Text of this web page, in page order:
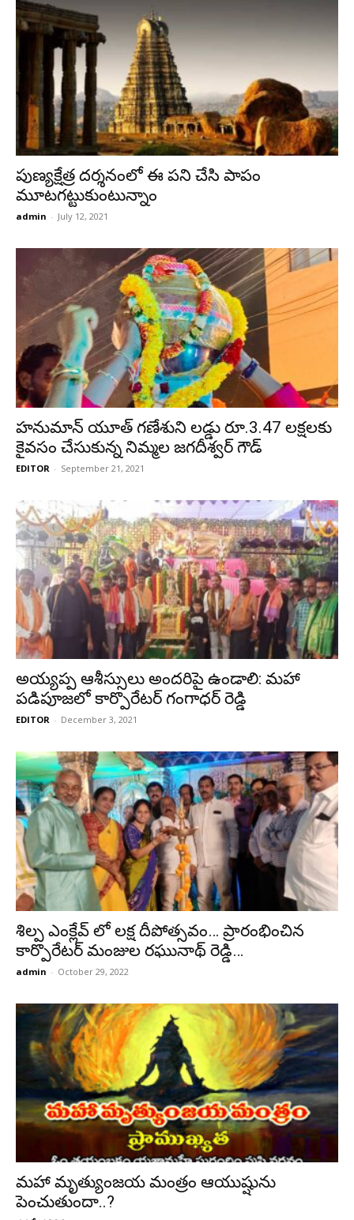
పుణ్యక్షేత్ర దర్శనంలో ఈ పని చేసి పాపం
మూటగట్టుకుంటున్నాం
admin - July 12, 2021
హనుమాన్ యూత్ గణేశుని లడ్డు రూ.3.47 లక్షలకు
కైవసం చేసుకున్న నిమ్మల జగదీశ్వర్ గౌడ్
EDITOR - September 21, 2021
అయ్యప్ప ఆశీస్సులు అందరిపై ఉండాలి: మహా
పడిపూజలో కార్పొరేటర్ గంగాధర్ రెడ్డి
EDITOR - December 3, 2021
శిల్ప ఎంక్లేవ్ లో లక్ష దీపోత్సవం… ప్రారంభించిన
కార్పొరేటర్ మంజుల రఘునాథ్ రెడ్డి…
admin - October 29, 2022
మహా మృత్యుంజయ మంత్రం ఆయుష్షును
పెంచుతుందా..?